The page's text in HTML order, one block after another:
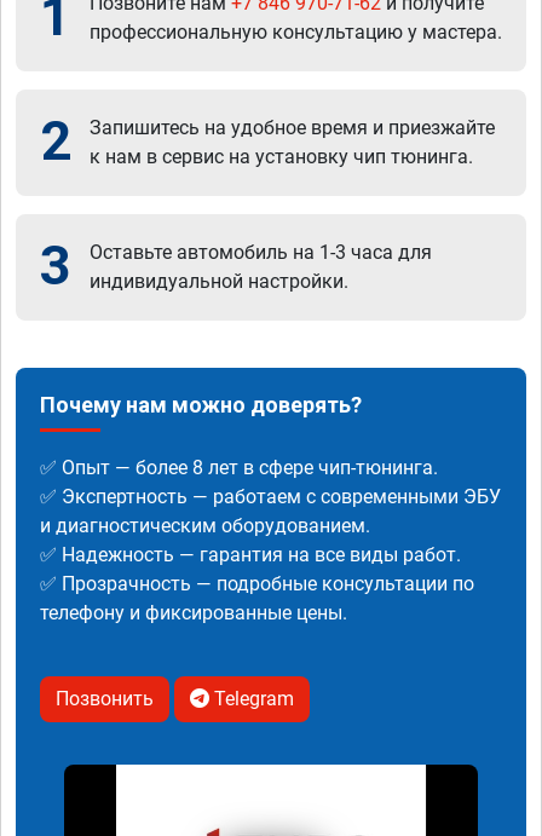
1
профессиональную консультацию у мастера.
2
Запишитесь на удобное время и приезжайте
к нам в сервис на установку чип тюнинга.
3
Оставьте автомобиль на 1-3 часа для
индивидуальной настройки.
Почему нам можно доверять?
✅ Опыт — более 8 лет в сфере чип-тюнинга.
✅ Экспертность — работаем с современными ЭБУ
и диагностическим оборудованием.
✅ Надежность — гарантия на все виды работ.
✅ Прозрачность — подробные консультации по
телефону и фиксированные цены.
Позвонить Telegram